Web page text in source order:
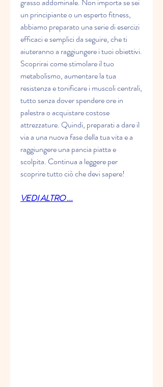
grasso addominale. Non importa se sei
un principiante o un esperto fitness,
abbiamo preparato una serie di esercizi
efficaci e semplici da seguire, che ti
aiuteranno a raggiungere i tuoi obiettivi.
Scoprirai come stimolare il tuo
metabolismo, aumentare la tua
resistenza e tonificare i muscoli centrali,
tutto senza dover spendere ore in
palestra o acquistare costose
attrezzature. Quindi, preparati a dare il
via a una nuova fase della tua vita e a
raggiungere una pancia piatta e
scolpita. Continua a leggere per
scoprire tutto ciò che devi sapere!
VEDI ALTRO ...